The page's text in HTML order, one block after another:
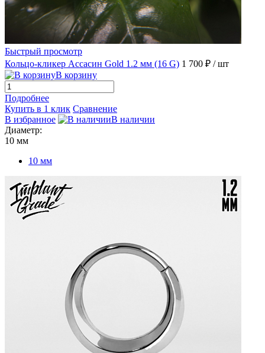
Быстрый просмотр
Кольцо-кликер Ассасин Gold 1.2 мм (16 G) 1 700 ₽ / шт
В корзину
Подробнее
Купить в 1 клик Сравнение
В избранное
В наличии
Диаметр:
10 мм
10 мм